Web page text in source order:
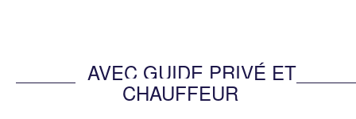
AVEC GUIDE PRIVÉ ET
CHAUFFEUR